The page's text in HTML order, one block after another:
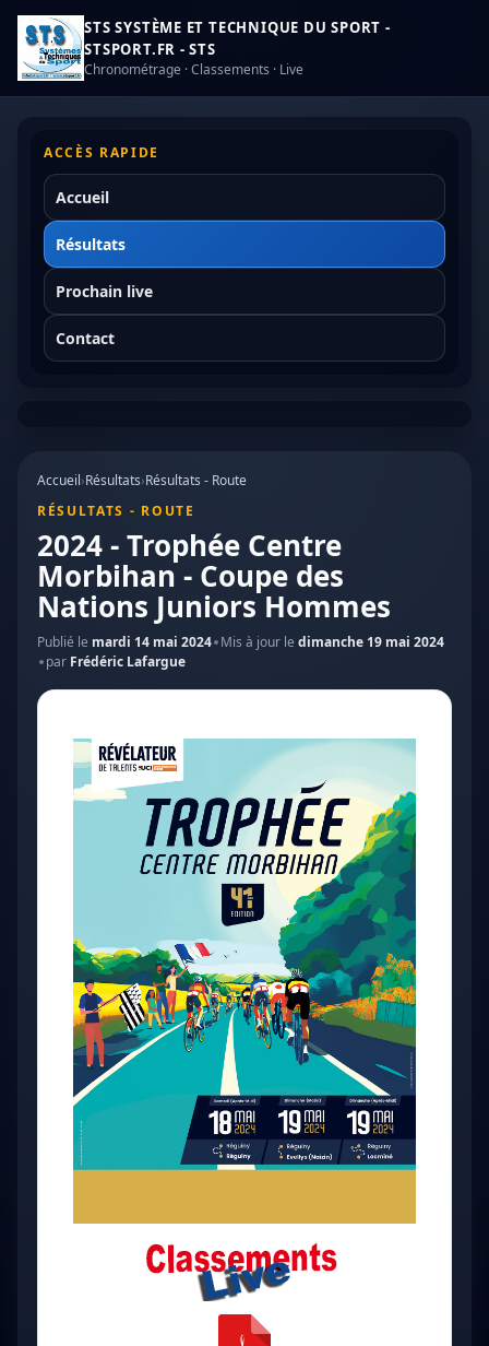
STS SYSTÈME ET TECHNIQUE DU SPORT -
STSPORT.FR - STS
Chronométrage · Classements · Live
ACCÈS RAPIDE
Accueil
Résultats
Prochain live
Contact
Accueil›Résultats›Résultats - Route
RÉSULTATS - ROUTE
2024 - Trophée Centre
Morbihan - Coupe des
Nations Juniors Hommes
Publié le mardi 14 mai 2024 Mis à jour le dimanche 19 mai 2024
par Frédéric Lafargue